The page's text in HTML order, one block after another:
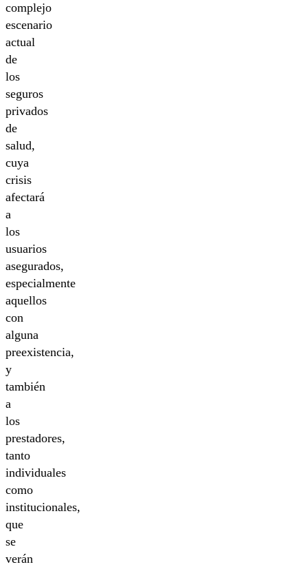
complejo
escenario
actual
de
los
seguros
privados
de
salud,
cuya
crisis
afectará
a
los
usuarios
asegurados,
especialmente
aquellos
con
alguna
preexistencia,
y
también
a
los
prestadores,
tanto
individuales
como
institucionales,
que
se
verán